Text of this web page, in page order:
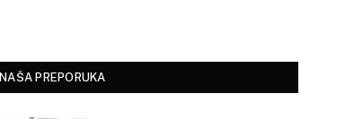
NAŠA PREPORUKA